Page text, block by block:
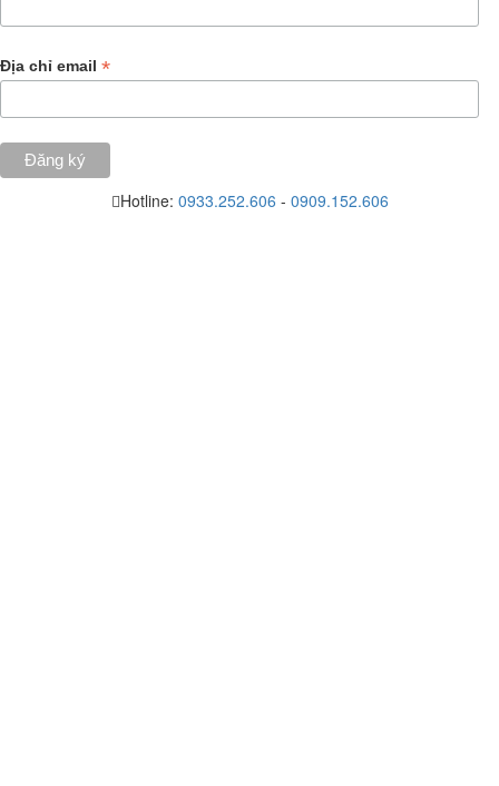
Địa chỉ email *
Hotline: 0933.252.606 - 0909.152.606